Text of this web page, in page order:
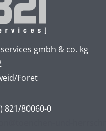
gmbh & co. kg
Foret
821/80060-0